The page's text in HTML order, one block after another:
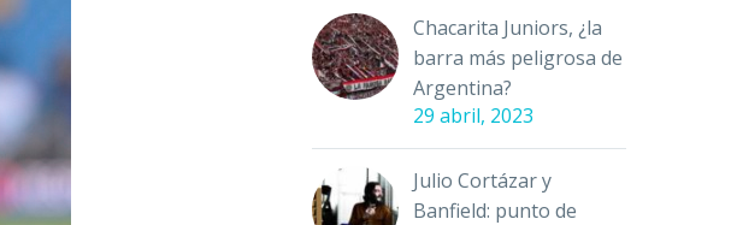
Chacarita Juniors, ¿la
barra más peligrosa de
Argentina?
29 abril, 2023
Julio Cortázar y
Banfield: punto de